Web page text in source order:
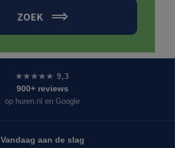
ZOEK
★★★★★ 9,3
900+ reviews
op huren.nl en Google
Vandaag aan de slag